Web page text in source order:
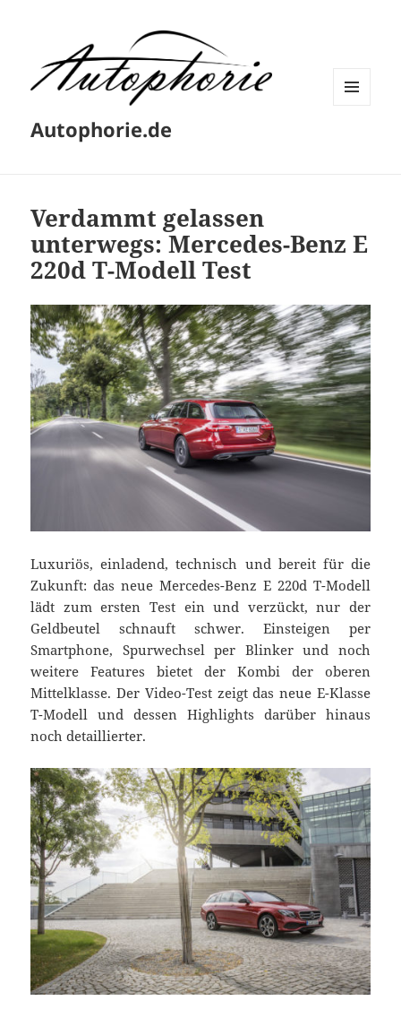
Autophorie.de
Verdammt gelassen
unterwegs: Mercedes-Benz E
220d T-Modell Test
Luxuriös, einladend, technisch und bereit für die
Zukunft: das neue Mercedes-Benz E 220d T-Modell
lädt zum ersten Test ein und verzückt, nur der
Geldbeutel schnauft schwer. Einsteigen per
Smartphone, Spurwechsel per Blinker und noch
weitere Features bietet der Kombi der oberen
Mittelklasse. Der Video-Test zeigt das neue E-Klasse
T-Modell und dessen Highlights darüber hinaus
noch detaillierter.